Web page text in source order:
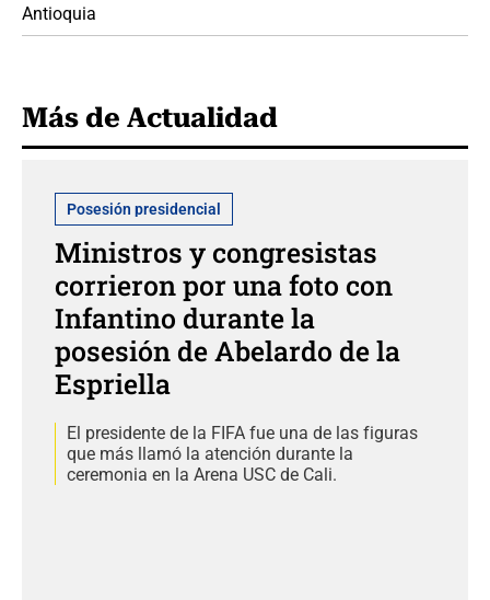
Antioquia
Más de Actualidad
Posesión presidencial
Ministros y congresistas
corrieron por una foto con
Infantino durante la
posesión de Abelardo de la
Espriella
El presidente de la FIFA fue una de las figuras
que más llamó la atención durante la
ceremonia en la Arena USC de Cali.